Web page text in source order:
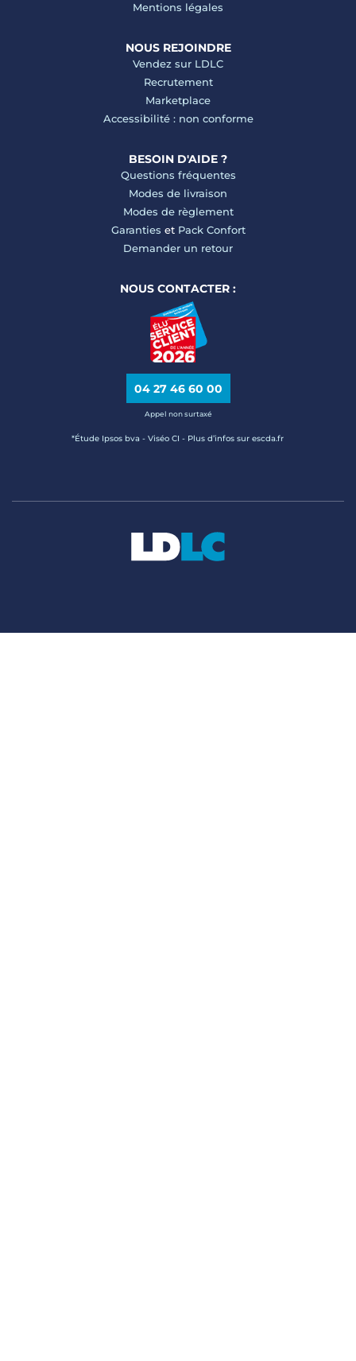
Mentions légales
NOUS REJOINDRE
Vendez sur LDLC
Recrutement
Marketplace
Accessibilité : non conforme
BESOIN D'AIDE ?
Questions fréquentes
Modes de livraison
Modes de règlement
Garanties et Pack Confort
Demander un retour
NOUS CONTACTER :
04 27 46 60 00
Appel non surtaxé
*Étude Ipsos bva - Viséo CI - Plus d’infos sur escda.fr